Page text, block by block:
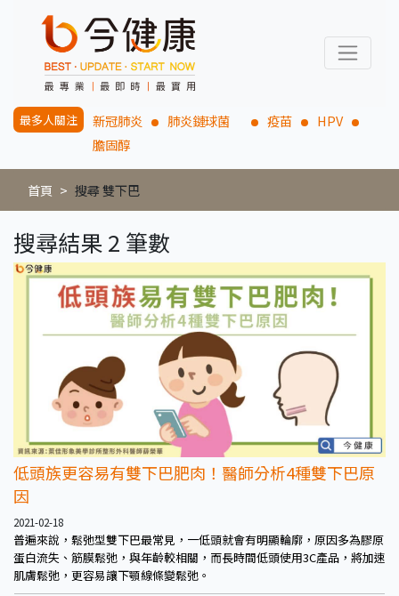
最多人關注 新冠肺炎 肺炎鏈球菌 疫苗
HPV
膽固醇
首頁 搜尋 雙下巴
搜尋結果 2 筆數
低頭族更容易有雙下巴肥肉！醫師分析4種雙下巴原
因
2021-02-18
普遍來說，鬆弛型雙下巴最常見，一低頭就會有明顯輪廓，原因多為膠原
蛋白流失、筋膜鬆弛，與年齡較相關，而長時間低頭使用3C產品，將加速
肌膚鬆弛，更容易讓下顎線條變鬆弛。